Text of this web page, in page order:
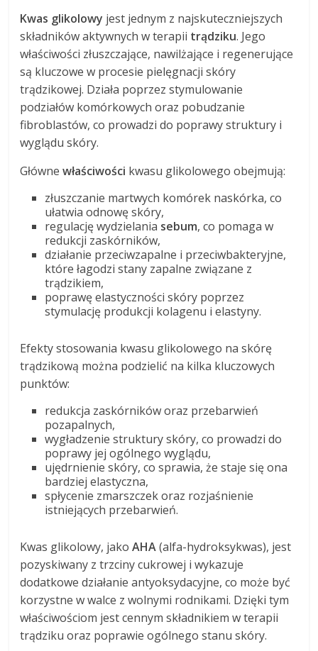
Kwas glikolowy jest jednym z najskuteczniejszych
składników aktywnych w terapii trądziku. Jego
właściwości złuszczające, nawilżające i regenerujące
są kluczowe w procesie pielęgnacji skóry
trądzikowej. Działa poprzez stymulowanie
podziałów komórkowych oraz pobudzanie
fibroblastów, co prowadzi do poprawy struktury i
wyglądu skóry.
Głównewłaściwości kwasu glikolowego obejmują:
złuszczanie martwych komórek naskórka, co
ułatwia odnowę skóry,
regulację wydzielania sebum, co pomaga w
redukcji zaskórników,
działanie przeciwzapalne i przeciwbakteryjne,
które łagodzi stany zapalne związane z
trądzikiem,
poprawę elastyczności skóry poprzez
stymulację produkcji kolagenu i elastyny.
Efekty stosowania kwasu glikolowego na skórę
trądzikową można podzielić na kilka kluczowych
punktów:
redukcja zaskórników oraz przebarwień
pozapalnych,
wygładzenie struktury skóry, co prowadzi do
poprawy jej ogólnego wyglądu,
ujędrnienie skóry, co sprawia, że staje się ona
bardziej elastyczna,
spłycenie zmarszczek oraz rozjaśnienie
istniejących przebarwień.
Kwas glikolowy, jakoAHA(alfa-hydroksykwas), jest
pozyskiwany z trzciny cukrowej i wykazuje
dodatkowe działanie antyoksydacyjne, co może być
korzystne w walce z wolnymi rodnikami. Dzięki tym
właściwościom jest cennym składnikiem w terapii
trądziku oraz poprawie ogólnego stanu skóry.